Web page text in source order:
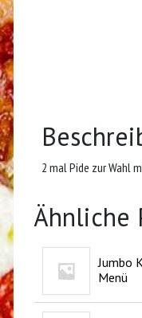
2 mal Pide zur Wahl
Ähnliche
Jumbo
Menü